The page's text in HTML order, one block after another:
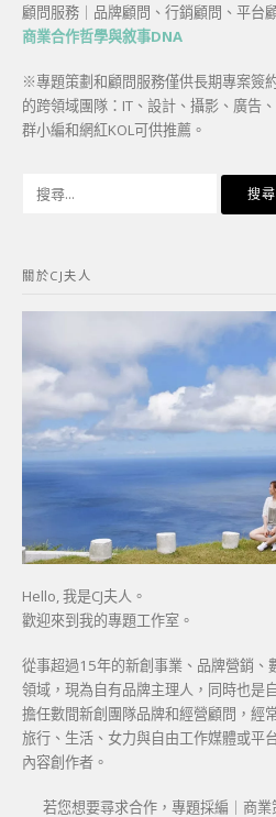
顧問服務｜品牌顧問、行銷顧問、平台
商業合作哲學與敘事DNA
※專題策劃和顧問服務僅供長期專案簽
的跨領域團隊：IT、設計、攝影、廣告
群小編和網紅KOL可供推薦。
字:
關於CJ夫人
Hello, 我是CJ夫人。
歡迎來到我的專題工作室。
從事超過15年的新創事業、品牌營銷、
領域，現為自有品牌主理人，同時也是
擔任數間新創團隊品牌和經營顧問，經
旅行、生活、女力與自由工作媒體或平
內容創作者。
若您想要尋求合作，專題採編｜商